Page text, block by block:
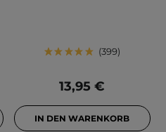
399
13,95 €
IN DEN WARENKORB